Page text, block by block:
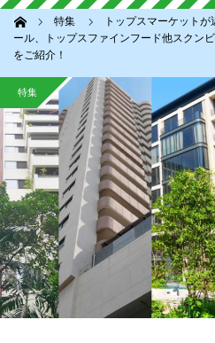
ホーム 特集
トップスマーケット
ール、トップスファインフード他スクン
をご紹介！
特集